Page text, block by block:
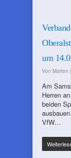
um
Von Marten |
Am
Herren
beiden
VfW…